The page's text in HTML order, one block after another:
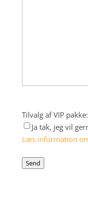
Tilvalg af VIP pakke:
Ja tak, jeg vil
Læs information
Send